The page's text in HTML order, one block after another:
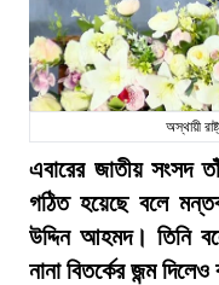
অস্থায়ী
এবারের জাতীয় সংসদ
গঠিত হয়েছে বলে
উদ্দিন আহমদ। তিনি
নানা বিতর্কের জন্ম